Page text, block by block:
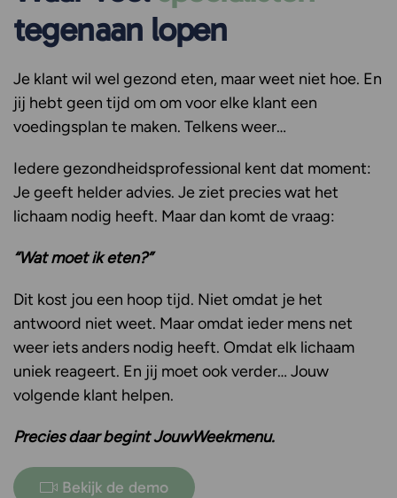
tegenaan lopen
Je klant wil wel gezond eten, maar weet niet hoe. En
jij hebt geen tijd om om voor elke klant een
voedingsplan te maken. Telkens weer…
Iedere gezondheidsprofessional kent dat moment:
Je geeft helder advies. Je ziet precies wat het
lichaam nodig heeft. Maar dan komt de vraag:
“Wat moet ik eten?”
Dit kost jou een hoop tijd. Niet omdat je het
antwoord niet weet. Maar omdat ieder mens net
weer iets anders nodig heeft. Omdat elk lichaam
uniek reageert. En jij moet ook verder… Jouw
volgende klant helpen.
Precies daar begint JouwWeekmenu.
Bekijk de demo